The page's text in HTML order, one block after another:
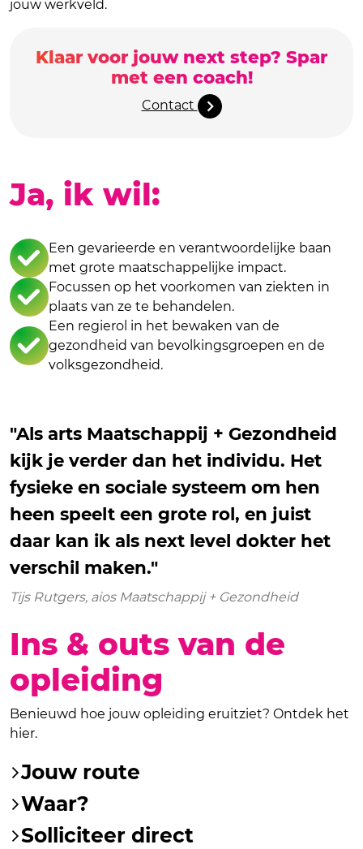
jouw werkveld.
Klaar voor jouw next step? Spar
met een coach!
Contact
Ja, ik wil:
Een gevarieerde en verantwoordelijke baan
met grote maatschappelijke impact.
Focussen op het voorkomen van ziekten in
plaats van ze te behandelen.
Een regierol in het bewaken van de
gezondheid van bevolkingsgroepen en de
volksgezondheid.
"Als arts Maatschappij + Gezondheid
kijk je verder dan het individu. Het
fysieke en sociale systeem om hen
heen speelt een grote rol, en juist
daar kan ik als next level dokter het
verschil maken."
Tijs Rutgers, aios Maatschappij + Gezondheid
Ins & outs van de
opleiding
Benieuwd hoe jouw opleiding eruitziet? Ontdek het
hier.
Jouw route
Waar?
Solliciteer direct